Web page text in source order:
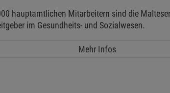
hauptamtlichen Mitarbeitern sind die
im Gesundheits- und Sozialwesen.
Mehr Infos